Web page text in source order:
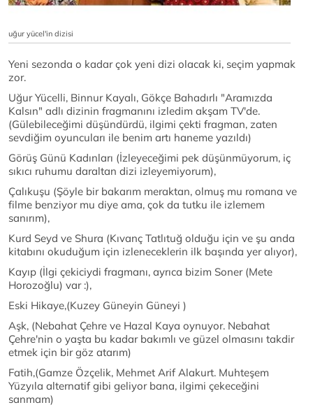
uğur yücel'in dizisi
Yeni sezonda o kadar çok yeni dizi olacak ki, seçim yapmak
zor.
Uğur Yücelli, Binnur Kayalı, Gökçe Bahadırlı "Aramızda
Kalsın" adlı dizinin fragmanını izledim akşam TV'de.
(Gülebileceğimi düşündürdü, ilgimi çekti fragman, zaten
sevdiğim oyuncuları ile benim artı haneme yazıldı)
Görüş Günü Kadınları (İzleyeceğimi pek düşünmüyorum, iç
sıkıcı ruhumu daraltan dizi izleyemiyorum),
Çalıkuşu (Şöyle bir bakarım meraktan, olmuş mu romana ve
filme benziyor mu diye ama, çok da tutku ile izlemem
sanırım),
Kurd Seyd ve Shura (Kıvanç Tatlıtuğ olduğu için ve şu anda
kitabını okuduğum için izleneceklerin ilk başında yer alıyor),
Kayıp (İlgi çekiciydi fragmanı, ayrıca bizim Soner (Mete
Horozoğlu) var :),
Eski Hikaye,(Kuzey Güneyin Güneyi )
Aşk, (Nebahat Çehre ve Hazal Kaya oynuyor. Nebahat
Çehre'nin o yaşta bu kadar bakımlı ve güzel olmasını takdir
etmek için bir göz atarım)
Fatih,(Gamze Özçelik, Mehmet Arif Alakurt. Muhteşem
Yüzyıla alternatif gibi geliyor bana, ilgimi çekeceğini
sanmam)